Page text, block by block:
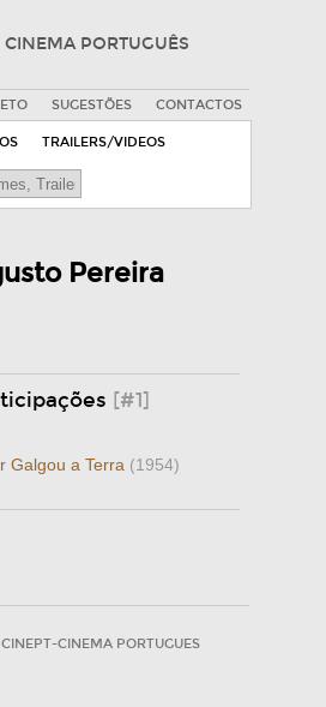
CINEMA PORTUGUÊS
SUGESTÕES CONTACTOS
TRAILERS/VIDEOS
Pereira
[#1]
Galgou a Terra (1954)
CINEPT-CINEMA PORTUGUES